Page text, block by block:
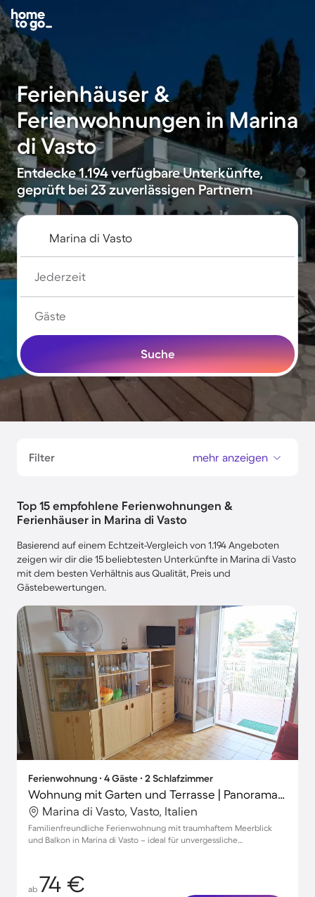
Ferienhäuser &
Ferienwohnungen in Marina
di Vasto
Entdecke 1.194 verfügbare Unterkünfte,
geprüft bei 23 zuverlässigen Partnern
Jederzeit
Gäste
Suche
Filter mehr anzeigen
Top 15 empfohlene Ferienwohnungen &
Ferienhäuser in Marina di Vasto
Basierend auf einem Echtzeit-Vergleich von 1.194 Angeboten
zeigen wir dir die 15 beliebtesten Unterkünfte in Marina di Vasto
mit dem besten Verhältnis aus Qualität, Preis und
Gästebewertungen.
Ferienwohnung ∙ 4 Gäste ∙ 2 Schlafzimmer
Wohnung mit Garten und Terrasse | Panoramablick
Marina di Vasto, Vasto, Italien
Familienfreundliche Ferienwohnung mit traumhaftem Meerblick
und Balkon in Marina di Vasto – ideal für unvergessliche
ab 74 €